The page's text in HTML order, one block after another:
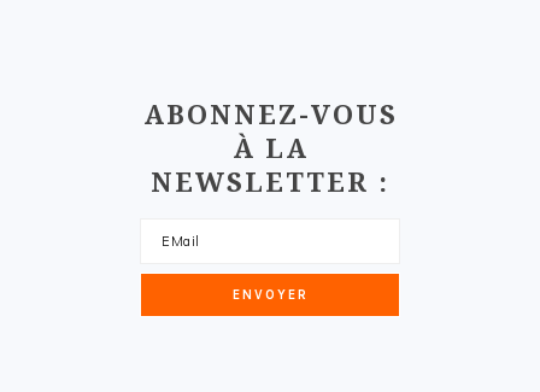
ABONNEZ-VOUS
À LA
NEWSLETTER :